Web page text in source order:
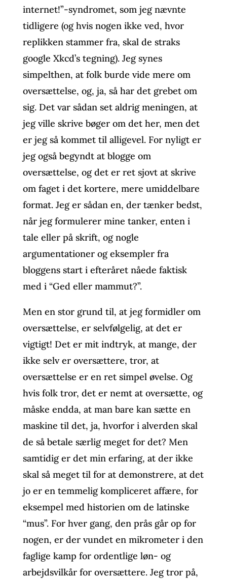
internet!”-syndromet, som jeg nævnte
tidligere (og hvis nogen ikke ved, hvor
replikken stammer fra, skal de straks
google Xkcd’s tegning). Jeg synes
simpelthen, at folk burde vide mere om
oversættelse, og, ja, så har det grebet om
sig. Det var sådan set aldrig meningen, at
jeg ville skrive bøger om det her, men det
er jeg så kommet til alligevel. For nyligt er
jeg også begyndt at blogge om
oversættelse, og det er ret sjovt at skrive
om faget i det kortere, mere umiddelbare
format. Jeg er sådan en, der tænker bedst,
når jeg formulerer mine tanker, enten i
tale eller på skrift, og nogle
argumentationer og eksempler fra
bloggens start i efteråret nåede faktisk
med i “Ged eller mammut?”.
Men en stor grund til, at jeg formidler om
oversættelse, er selvfølgelig, at det er
vigtigt! Det er mit indtryk, at mange, der
ikke selv er oversættere, tror, at
oversættelse er en ret simpel øvelse. Og
hvis folk tror, det er nemt at oversætte, og
måske endda, at man bare kan sætte en
maskine til det, ja, hvorfor i alverden skal
de så betale særlig meget for det? Men
samtidig er det min erfaring, at der ikke
skal så meget til for at demonstrere, at det
jo er en temmelig kompliceret affære, for
eksempel med historien om de latinske
“mus”. For hver gang, den prås går op for
nogen, er der vundet en mikrometer i den
faglige kamp for ordentlige løn- og
arbejdsvilkår for oversættere. Jeg tror på,